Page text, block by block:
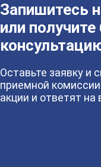
Запишитесь
или
Оставьте заявку и
приемной
акции и ответят